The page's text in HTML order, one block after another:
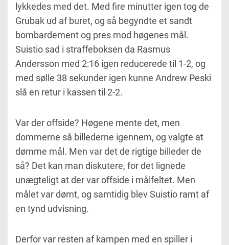
lykkedes med det. Med fire minutter igen tog de
Grubak ud af buret, og så begyndte et sandt
bombardement og pres mod høgenes mål.
Suistio sad i straffeboksen da Rasmus
Andersson med 2:16 igen reducerede til 1-2, og
med sølle 38 sekunder igen kunne Andrew Peski
slå en retur i kassen til 2-2.
Var der offside? Høgene mente det, men
dommerne så billederne igennem, og valgte at
dømme mål. Men var det de rigtige billeder de
så? Det kan man diskutere, for det lignede
unægteligt at der var offside i målfeltet. Men
målet var dømt, og samtidig blev Suistio ramt af
en tynd udvisning.
Derfor var resten af kampen med en spiller i